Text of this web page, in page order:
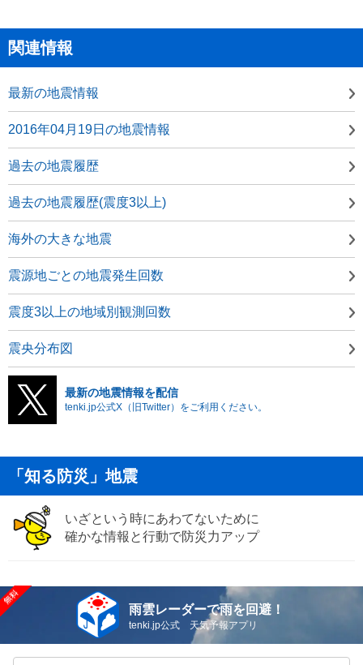
関連情報
最新の地震情報
2016年04月19日の地震情報
過去の地震履歴
過去の地震履歴(震度3以上)
海外の大きな地震
震源地ごとの地震発生回数
震度3以上の地域別観測回数
震央分布図
最新の地震情報を配信
tenki.jp公式X（旧Twitter）をご利用ください。
「知る防災」地震
いざという時にあわてないために
確かな情報と行動で防災力アップ
雨雲レーダーで雨を回避！
tenki.jp公式 天気予報アプリ